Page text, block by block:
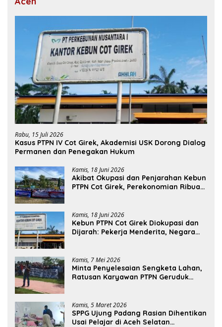
Rabu, 15 Juli 2026
Kasus PTPN IV Cot Girek, Akademisi USK Dorong Dialog
Permanen dan Penegakan Hukum
Kamis, 18 Juni 2026
Akibat Okupasi dan Penjarahan Kebun
PTPN Cot Girek, Perekonomian Ribuan
Kamis, 18 Juni 2026
Kebun PTPN Cot Girek Diokupasi dan
Dijarah: Pekerja Menderita, Negara
Kamis, 7 Mei 2026
Minta Penyelesaian Sengketa Lahan,
Ratusan Karyawan PTPN Geruduk
Kamis, 5 Maret 2026
SPPG Ujung Padang Rasian Dihentikan
Usai Pelajar di Aceh Selatan